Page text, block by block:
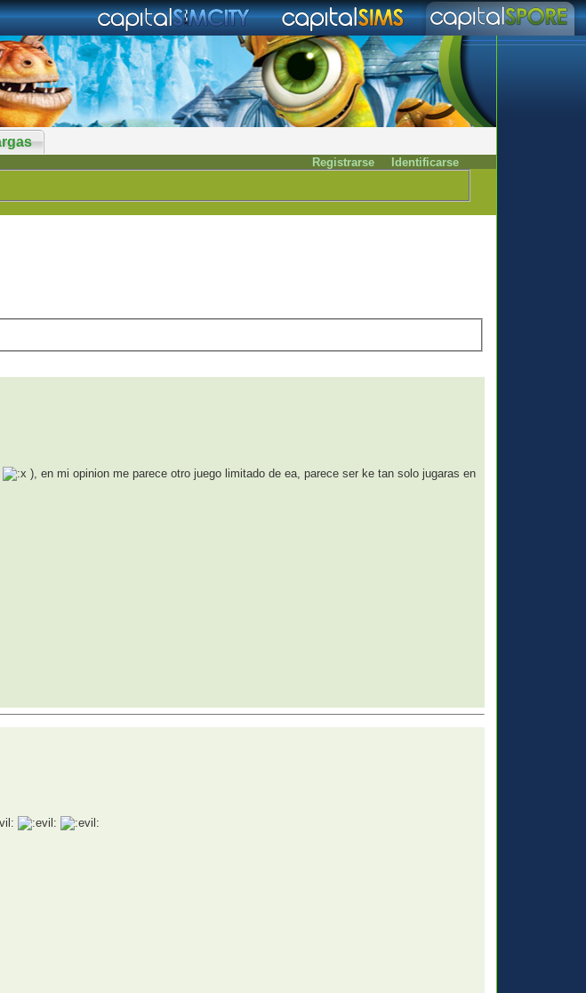
Registrarse Identificarse
), en mi opinion me parece otro juego limitado de ea, parece ser ke tan solo jugaras en